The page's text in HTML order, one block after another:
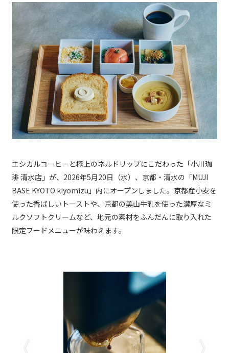
エシカルコーヒーと極上のネルドリップにこだわった「小川珈
琲 清水店」が、2026年5月20日（水）、京都・清水の「MUJI
BASE KYOTO kiyomizu」内にオープンしました。京都産小麦を
使った香ばしいトーストや、京都の美山牛乳を使った濃厚なミ
ルクソフトクリームなど、地元の素材をふんだんに取り入れた
限定フードメニューが味わえます。